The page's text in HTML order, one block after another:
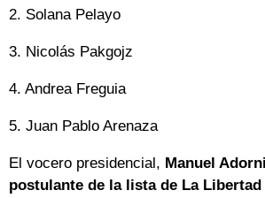
2. Solana Pelayo
3. Nicolás Pakgojz
4. Andrea Freguia
5. Juan Pablo Arenaza
El vocero presidencial, Manuel
postulante de la lista de La Libertad